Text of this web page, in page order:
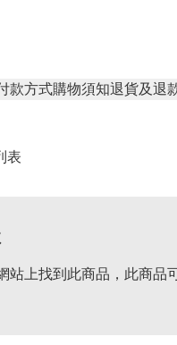
款方式購物須知退貨及退
表
站上找到此商品，此商品